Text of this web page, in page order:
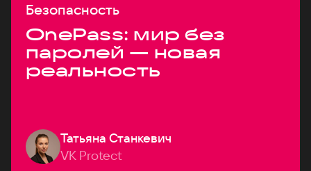
Безопасность
OnePass: мир без
паролей — новая
реальность
Татьяна Станкевич
VK Protect